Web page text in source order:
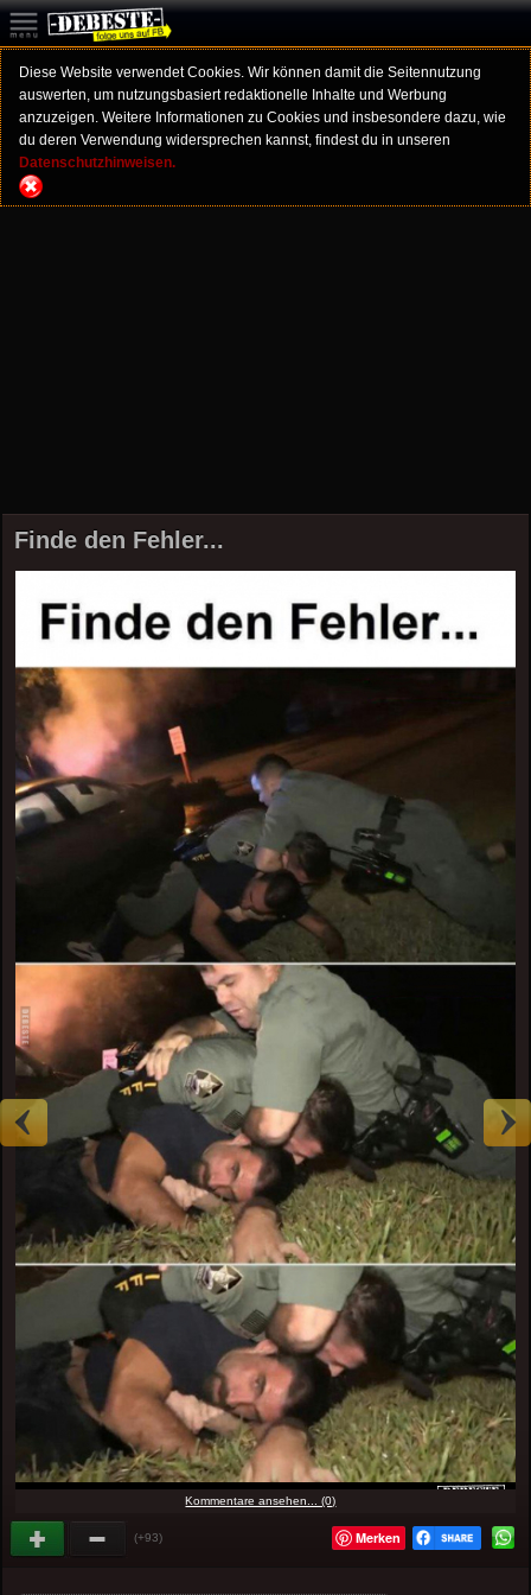
Diese Website verwendet Cookies. Wir können damit die Seitennutzung
auswerten, um nutzungsbasiert redaktionelle Inhalte und Werbung
anzuzeigen. Weitere Informationen zu Cookies und insbesondere dazu, wie
du deren Verwendung widersprechen kannst, findest du in unseren
Datenschutzhinweisen.
Finde den Fehler...
Kommentare ansehen... (0)
(+93) Merken